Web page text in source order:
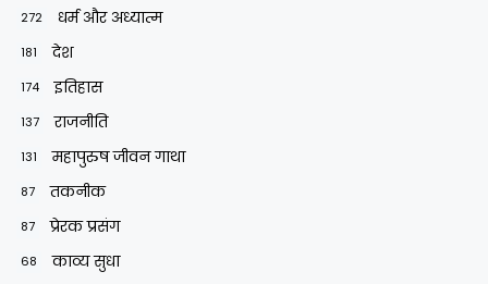
272 धर्म और अध्यात्म
181 देश
174 इतिहास
137 राजनीति
131 महापुरुष जीवन गाथा
87 तकनीक
87 प्रेरक प्रसंग
68 काव्य सुधा